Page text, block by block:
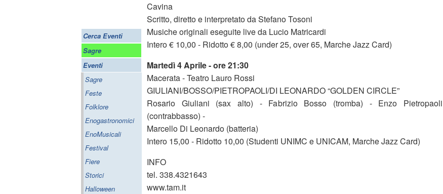
Cerca Eventi
Sagre
Eventi
Sagre
Feste
Folklore
Enogastronomici
EnoMusicali
Festival
Fiere
Storici
Halloween
Cavina
Scritto, diretto e interpretato da Stefano Tosoni
Musiche originali eseguite live da Lucio Matricardi
Intero € 10,00 - Ridotto € 8,00 (under 25, over 65, Marche Jazz Card)
Martedì 4 Aprile - ore 21:30
Macerata - Teatro Lauro Rossi
GIULIANI/BOSSO/PIETROPAOLI/DI LEONARDO “GOLDEN CIRCLE”
Rosario Giuliani (sax alto) - Fabrizio Bosso (tromba) - Enzo Pietropaoli
(contrabbasso) -
Marcello Di Leonardo (batteria)
Intero 15,00 - Ridotto 10,00 (Studenti UNIMC e UNICAM, Marche Jazz Card)
INFO
tel. 338.4321643
www.tam.it